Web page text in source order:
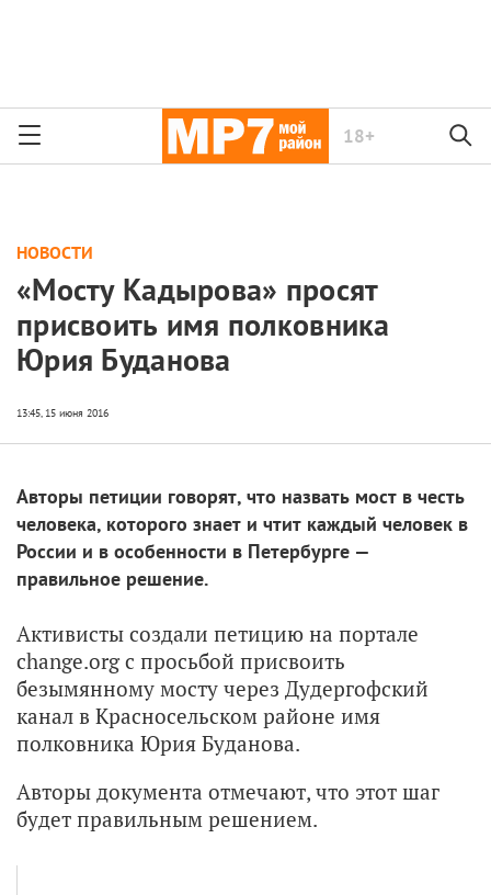
18+
НОВОСТИ
«Мосту Кадырова» просят
присвоить имя полковника
Юрия Буданова
Авторы петиции говорят, что назвать мост в честь
человека, которого знает и чтит каждый человек в
России и в особенности в Петербурге —
правильное решение.
Активисты создали петицию на портале
change.org с просьбой присвоить
безымянному мосту через Дудергофский
канал в Красносельском районе имя
полковника Юрия Буданова.
Авторы документа отмечают, что этот шаг
будет правильным решением.